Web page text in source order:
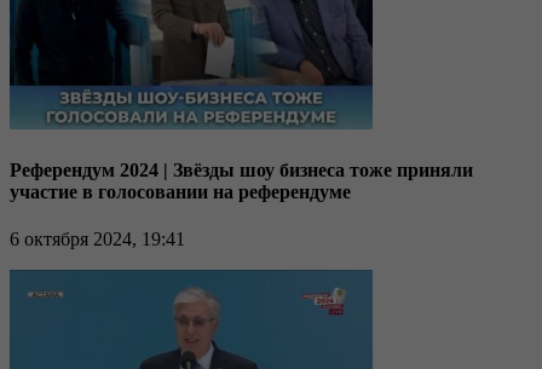
Референдум 2024 | Звёзды шоу бизнеса тоже приняли
участие в голосовании на референдуме
6 октября 2024, 19:41